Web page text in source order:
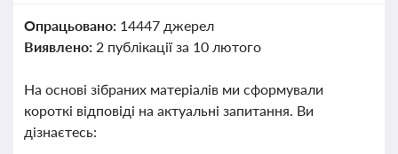
Опрацьовано: 14447 джерел
Виявлено: 2 публікації за 10 лютого
На основі зібраних матеріалів ми сформували
короткі відповіді на актуальні запитання. Ви
дізнаєтесь: